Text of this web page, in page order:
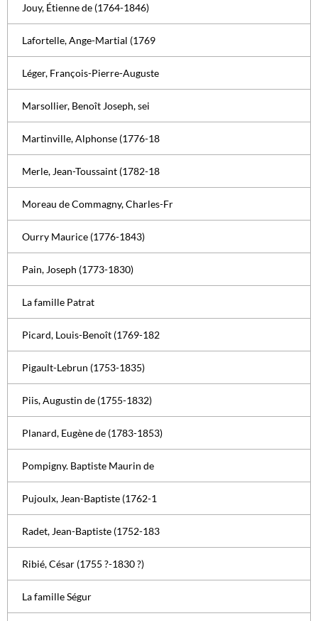
Jouy, Étienne de (1764-1846)
Lafortelle, Ange-Martial (1769
Léger, François-Pierre-Auguste
Marsollier, Benoît Joseph, sei
Martinville, Alphonse (1776-18
Merle, Jean-Toussaint (1782-18
Moreau de Commagny, Charles-Fr
Ourry Maurice (1776-1843)
Pain, Joseph (1773-1830)
La famille Patrat
Picard, Louis-Benoît (1769-182
Pigault-Lebrun (1753-1835)
Piis, Augustin de (1755-1832)
Planard, Eugène de (1783-1853)
Pompigny. Baptiste Maurin de
Pujoulx, Jean-Baptiste (1762-1
Radet, Jean-Baptiste (1752-183
Ribié, César (1755 ?-1830 ?)
La famille Ségur